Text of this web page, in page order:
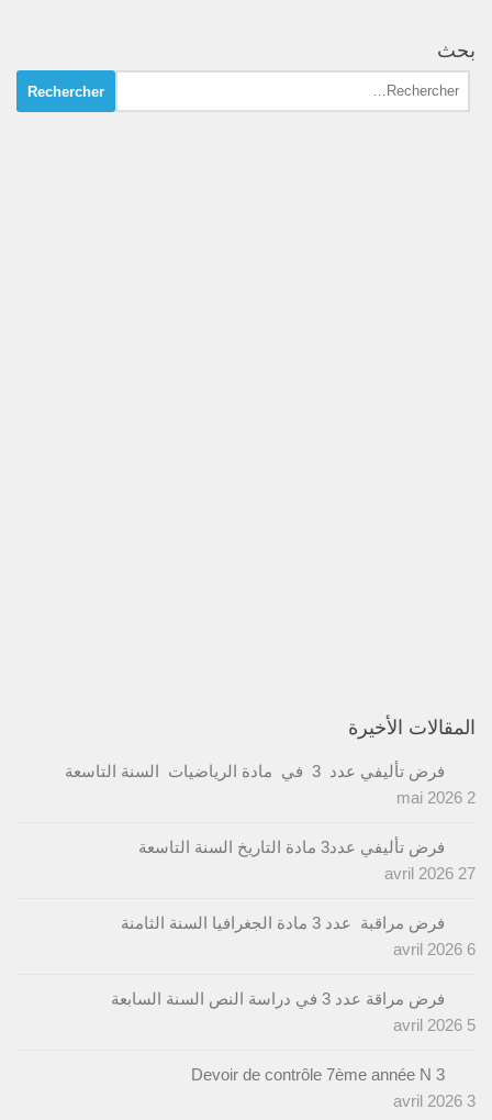
بحث
Rechercher :
المقالات الأخيرة
فرض تأليفي عدد 3 في مادة الرياضيات السنة التاسعة
2 mai 2026
فرض تأليفي عدد3 مادة التاريخ السنة التاسعة
27 avril 2026
فرض مراقبة عدد 3 مادة الجغرافيا السنة الثامنة
6 avril 2026
فرض مراقة عدد 3 في دراسة النص السنة السابعة
5 avril 2026
Devoir de contrôle 7ème année N 3
3 avril 2026